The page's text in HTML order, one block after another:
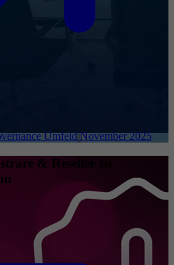
Umfeld November 2025
& Reseller zu